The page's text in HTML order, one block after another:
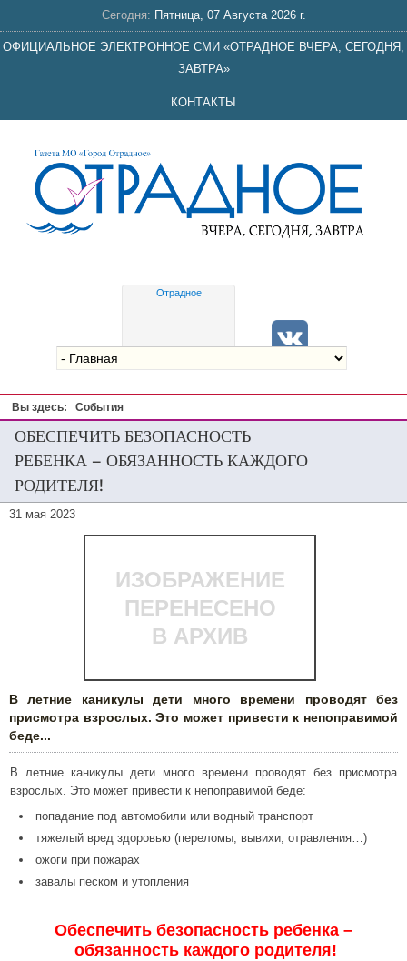
Сегодня: Пятница, 07 Августа 2026 г.
ОФИЦИАЛЬНОЕ ЭЛЕКТРОННОЕ СМИ «ОТРАДНОЕ ВЧЕРА, СЕГОДНЯ,
ЗАВТРА»
КОНТАКТЫ
Отрадное
Вы здесь: События
ОБЕСПЕЧИТЬ БЕЗОПАСНОСТЬ
РЕБЕНКА – ОБЯЗАННОСТЬ КАЖДОГО
РОДИТЕЛЯ!
31 мая 2023
ИЗОБРАЖЕНИЕ
ПЕРЕНЕСЕНО
В АРХИВ
В летние каникулы дети много времени проводят без
присмотра взрослых. Это может привести к непоправимой
беде...
В летние каникулы дети много времени проводят без присмотра
взрослых. Это может привести к непоправимой беде:
попадание под автомобили или водный транспорт
тяжелый вред здоровью (переломы, вывихи, отравления…)
ожоги при пожарах
завалы песком и утопления
Обеспечить безопасность ребенка –
обязанность каждого родителя!